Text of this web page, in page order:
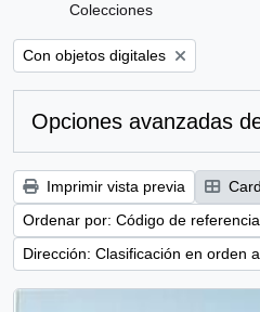
Colecciones
Remove filter:
Con objetos digitales
Opciones avanzadas
Imprimir vista previa
Ordenar por: Código de referencia
Dirección: Clasificación en orden